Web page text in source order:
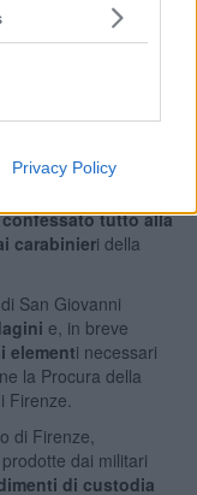
Privacy Policy
'hanno
La ragazza,
ad estorcere
fatto ancora più
confessato tutto alla
carabinieri della
San Giovanni
e, in breve
elementi necessari
la Procura della
Firenze.
di Firenze,
dai militari
di custodia